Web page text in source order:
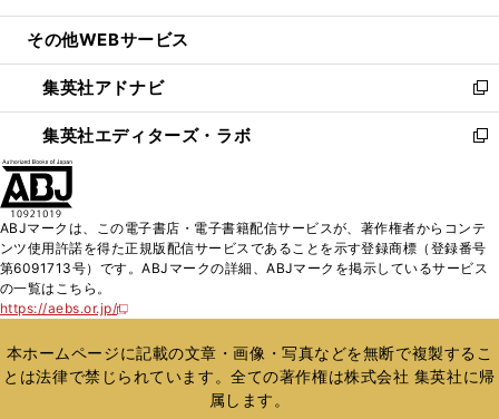
開
ウ
開
く
ン
ウ
で
開
く
ウ
ン
ド
ウ
で
し
ウ
ィ
ン
ド
く
その他WEBサービス
集英社アドナビ
新
し
い
ド
ウ
で
集英社エディターズ・ラボ
新
ィ
ン
ド
開
く
ABJマークは、この電子書店・電子書籍配信サービスが、著作権者からコンテ
ンツ使用許諾を得た正規版配信サービスであることを示す登録商標（登録番号
第6091713号）です。ABJマークの詳細、ABJマークを掲示しているサービス
の一覧はこちら。
https://aebs.or.jp/
新
い
ウ
ィ
本ホームページに記載の文章・画像・写真などを無断で複製するこ
とは法律で禁じられています。全ての著作権は株式会社 集英社に帰
属します。